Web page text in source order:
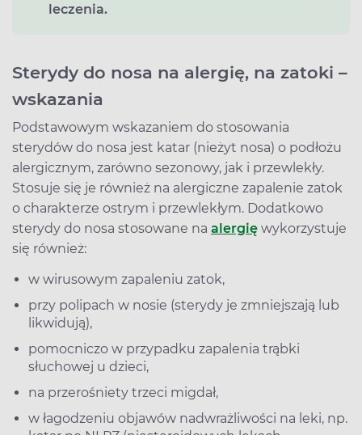
leczenia.
Sterydy do nosa na alergię, na zatoki –
wskazania
Podstawowym wskazaniem do stosowania
sterydów do nosa jest katar (nieżyt nosa) o podłożu
alergicznym, zarówno sezonowy, jak i przewlekły.
Stosuje się je również na alergiczne zapalenie zatok
o charakterze ostrym i przewlekłym. Dodatkowo
sterydy do nosa stosowane na alergię wykorzystuje
się również:
w wirusowym zapaleniu zatok,
przy polipach w nosie (sterydy je zmniejszają lub
likwidują),
pomocniczo w przypadku zapalenia trąbki
słuchowej u dzieci,
na przerośniety trzeci migdał,
w łagodzeniu objawów nadwrażliwości na leki, np.